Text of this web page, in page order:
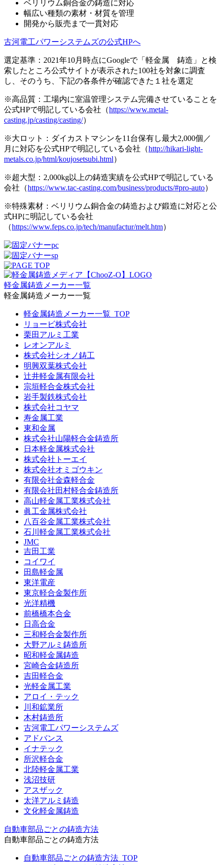
ベリリウム銅合金の鋳造に対応
幅広い種類の素材・材質を管理
開発から販売まで一貫対応
古河電工パワーシステムズの公式HPへ
選定基準：2021年10月時点にGoogleで「軽金属 鋳造」と検
索したところ公式サイトが表示された100社を対象に調査
し、そのうち、下記の各条件が確認できた１社を選定
※高品質：工場内に室温管理システム完備させていることを
公式HPで明記している会社（https://www.metal-
casting.jp/casting/casting/）
※大ロット：ダイカストマシンを11台保有し最大2,000個／
月に対応を公式HPで明記している会社（http://hikari-light-
metals.co.jp/html/koujosetsubi.html）
※超大型：2,000kg以上の鋳造実績を公式HPで明記している
会社（https://www.tac-casting.com/business/products/#pro-auto）
※特殊素材：ベリリウム銅合金の鋳造および鍛造に対応と公
式HPに明記している会社
（https://www.feps.co.jp/tech/manufactur/melt.htm）
軽金属鋳造メーカー一覧
軽金属鋳造メーカー一覧
軽金属鋳造メーカー一覧_TOP
リョービ株式会社
栗田アルミ工業
レオンアルミ
株式会社シオノ鋳工
明興双葉株式会社
辻井軽金属有限会社
宗垣軽合金株式会社
岩手製鉄株式会社
株式会社コヤマ
寿金属工業
東和金属
株式会社山陽軽合金鋳造所
日本軽金属株式会社
株式会社トーエイ
株式会社オミゴウキン
有限会社金森軽合金
有限会社田村軽合金鋳造所
高山軽金属工業株式会社
眞工金属株式会社
八百谷金属工業株式会社
石川軽金属工業株式会社
JMC
吉田工業
コイワイ
田島軽金属
東洋電産
東京軽合金製作所
光洋精機
前橋橋本合金
日高合金
三和軽合金製作所
大野アルミ鋳造所
昭和軽金属鋳造
宮崎合金鋳造所
吉田軽合金
光軽金属工業
アロイ・テック
川和鉱業所
木村鋳造所
古河電工パワーシステムズ
アドバンス
イナテック
所沢軽合金
北陸軽金属工業
浅沼技研
アスザック
太洋アルミ鋳造
文化軽金属鋳造
自動車部品ごとの鋳造方法
自動車部品ごとの鋳造方法
自動車部品ごとの鋳造方法_TOP